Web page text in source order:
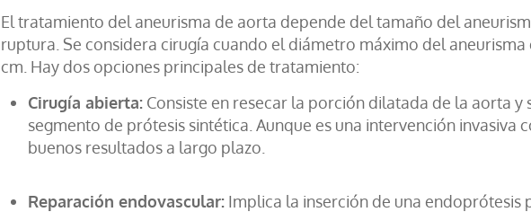
El tratamiento del aneurisma de aorta depende del tamaño del
ruptura. Se considera cirugía cuando el diámetro máximo del aneurisma
cm. Hay dos opciones principales de tratamiento:
Cirugía abierta:Consiste en resecar la porción dilatada de la aorta y
segmento de prótesis sintética. Aunque es una intervención invasiva
buenos resultados a largo plazo.
Reparación endovascular:Implica la inserción de una endoprótesis